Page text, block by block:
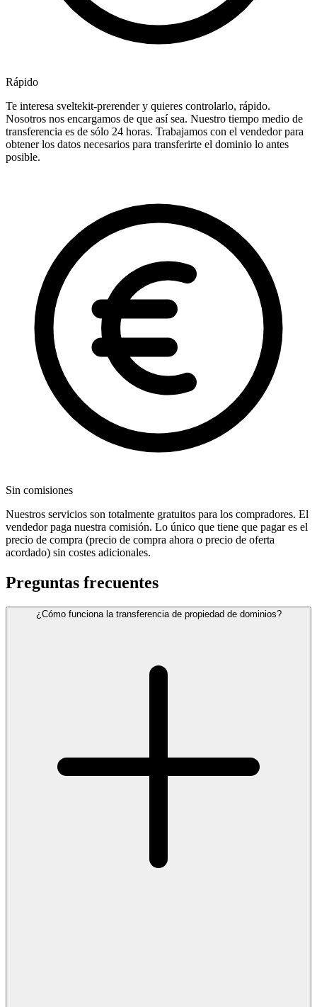
Rápido
Te interesa sveltekit-prerender y quieres controlarlo, rápido.
Nosotros nos encargamos de que así sea. Nuestro tiempo medio de
transferencia es de sólo 24 horas. Trabajamos con el vendedor para
obtener los datos necesarios para transferirte el dominio lo antes
posible.
Sin comisiones
Nuestros servicios son totalmente gratuitos para los compradores. El
vendedor paga nuestra comisión. Lo único que tiene que pagar es el
precio de compra (precio de compra ahora o precio de oferta
acordado) sin costes adicionales.
Preguntas frecuentes
¿Cómo funciona la transferencia de propiedad de dominios?